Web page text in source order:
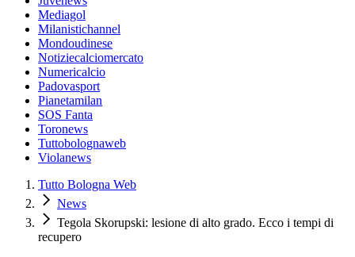
Mediagol
Milanistichannel
Mondoudinese
Notiziecalciomercato
Numericalcio
Padovasport
Pianetamilan
SOS Fanta
Toronews
Tuttobolognaweb
Violanews
Tutto Bologna Web
News
Tegola Skorupski: lesione di alto grado. Ecco i tempi di
recupero